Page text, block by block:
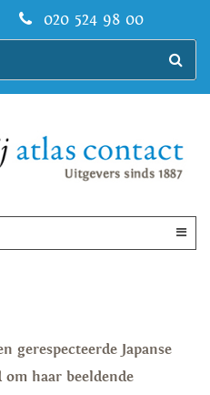
020 524 98 00
gerespecteerde Japanse
haar beeldende